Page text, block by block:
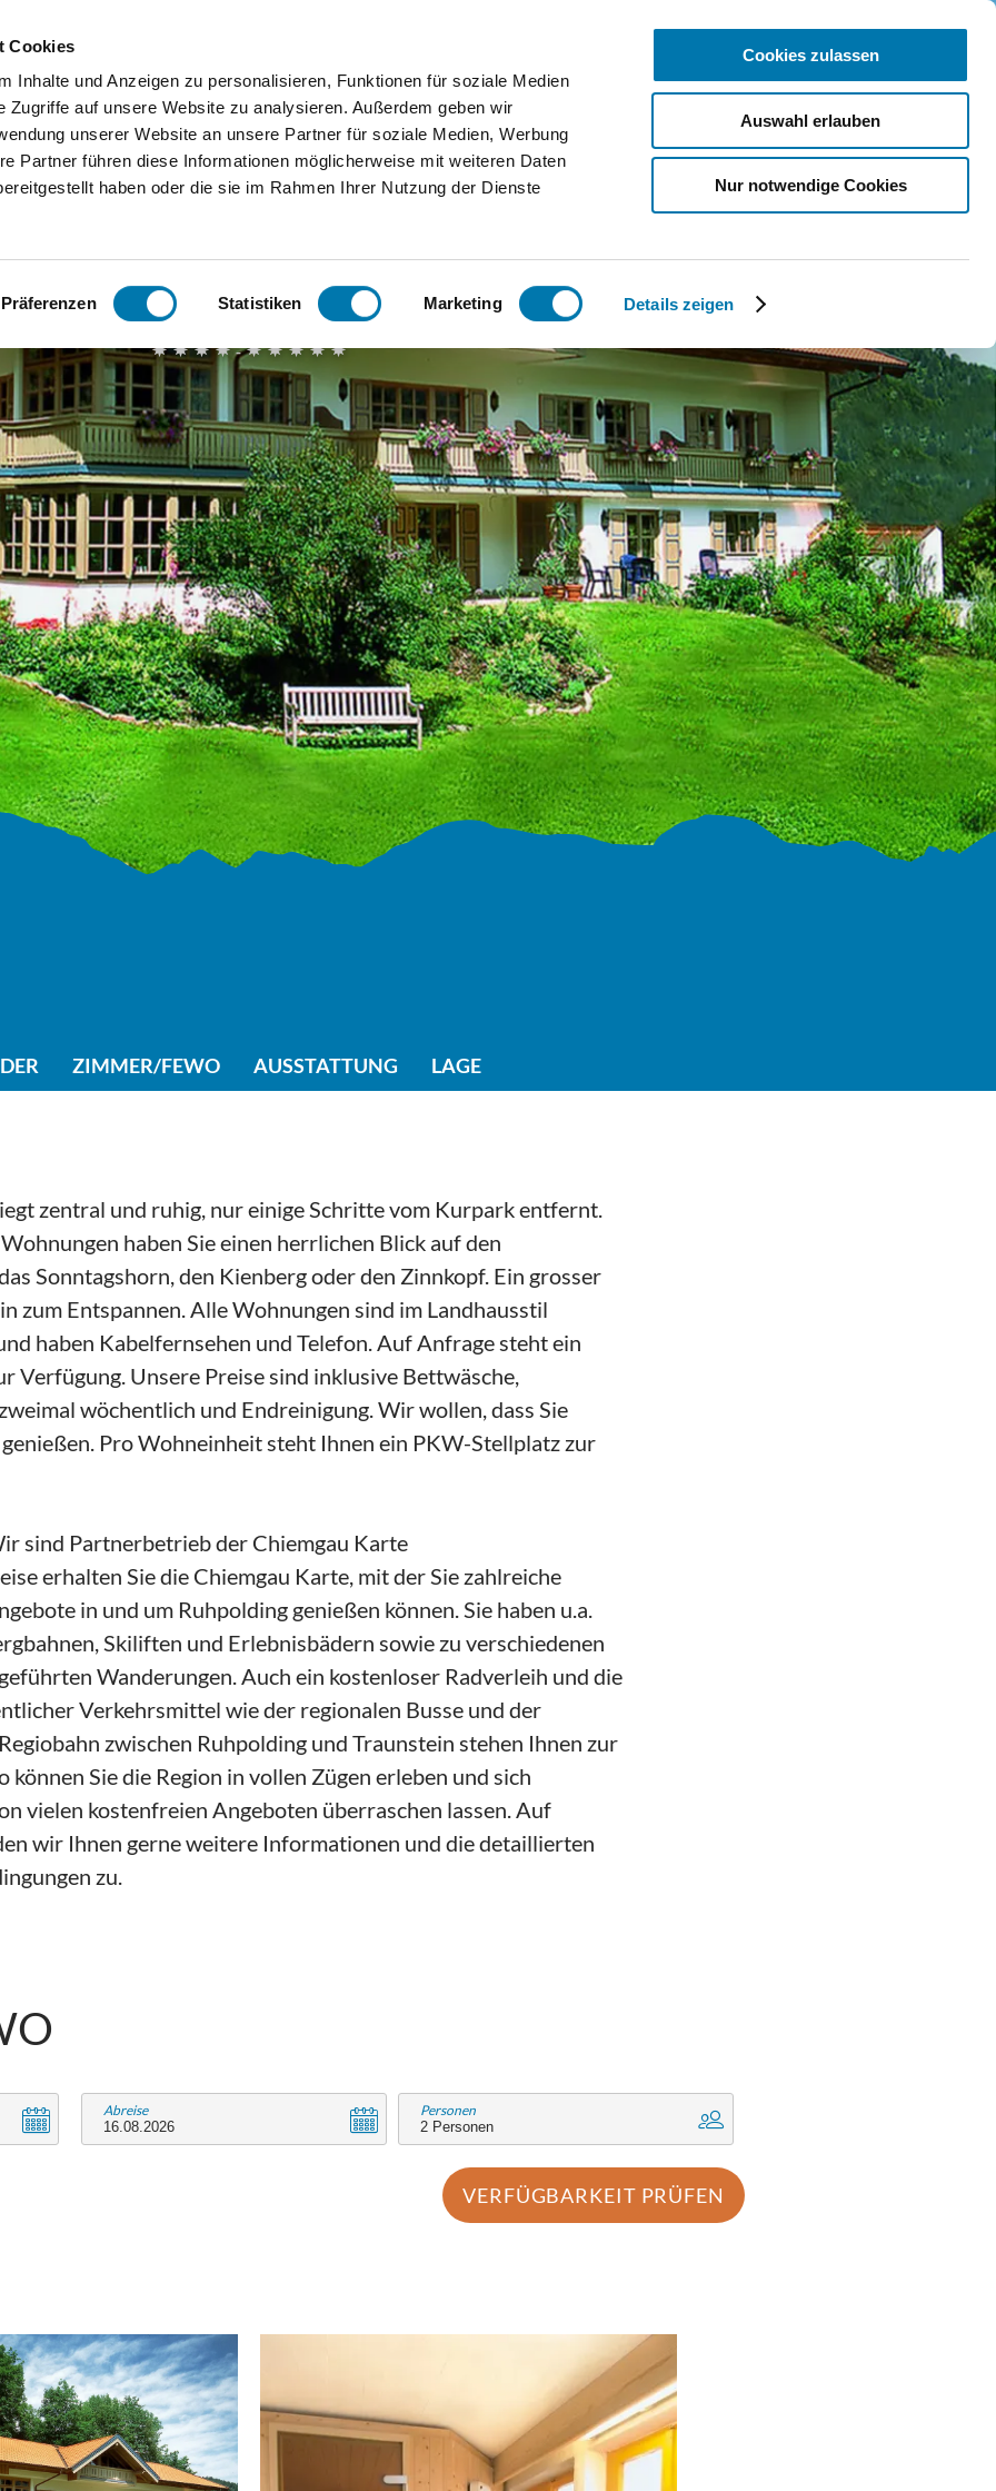
Cookies
Inhalte und Anzeigen zu personalisieren, Funktionen für soziale Medien
Zugriffe auf unsere Website zu analysieren. Außerdem geben wir
unserer Website an unsere Partner für soziale Medien, Werbung
Partner führen diese Informationen möglicherweise mit weiteren Daten
haben oder die sie im Rahmen Ihrer Nutzung der Dienste
Präferenzen Statistiken Marketing Details zeigen
Cookies zulassen
Auswahl erlauben
Nur notwendige Cookies
Bergen
ng
Siegsdor
f
Übersee
Webcams
Landhaus Kramer inkl. Chiemgaukarte
-
ZIMMER/FEWO AUSSTATTUNG LAGE
zentral und ruhig, nur einige Schritte vom Kurpark entfernt.
haben Sie einen herrlichen Blick auf den
Sonntagshorn, den Kienberg oder den Zinnkopf. Ein grosser
zum Entspannen. Alle Wohnungen sind im Landhausstil
haben Kabelfernsehen und Telefon. Auf Anfrage steht ein
Verfügung. Unsere Preise sind inklusive Bettwäsche,
wöchentlich und Endreinigung. Wir wollen, dass Sie
Pro Wohneinheit steht Ihnen ein PKW-Stellplatz zur
sind Partnerbetrieb der Chiemgau Karte
erhalten Sie die Chiemgau Karte, mit der Sie zahlreiche
in und um Ruhpolding genießen können. Sie haben u.a.
Skiliften und Erlebnisbädern sowie zu verschiedenen
Wanderungen. Auch ein kostenloser Radverleih und die
Verkehrsmittel wie der regionalen Busse und der
zwischen Ruhpolding und Traunstein stehen Ihnen zur
können Sie die Region in vollen Zügen erleben und sich
vielen kostenfreien Angeboten überraschen lassen. Auf
wir Ihnen gerne weitere Informationen und die detaillierten
zu.
Abreise Personen
VERFÜGBARKEIT PRÜFEN